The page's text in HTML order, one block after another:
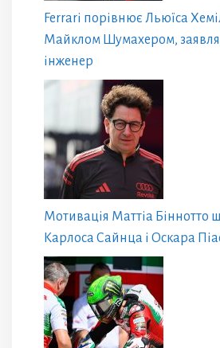
Ferrari порівнює Льюїса
Майклом Шумахером,
інженер
Мотивація Маттіа Біннотто
Карлоса Сайнца і Оскара